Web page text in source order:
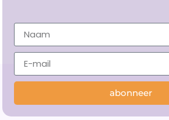
abonneer